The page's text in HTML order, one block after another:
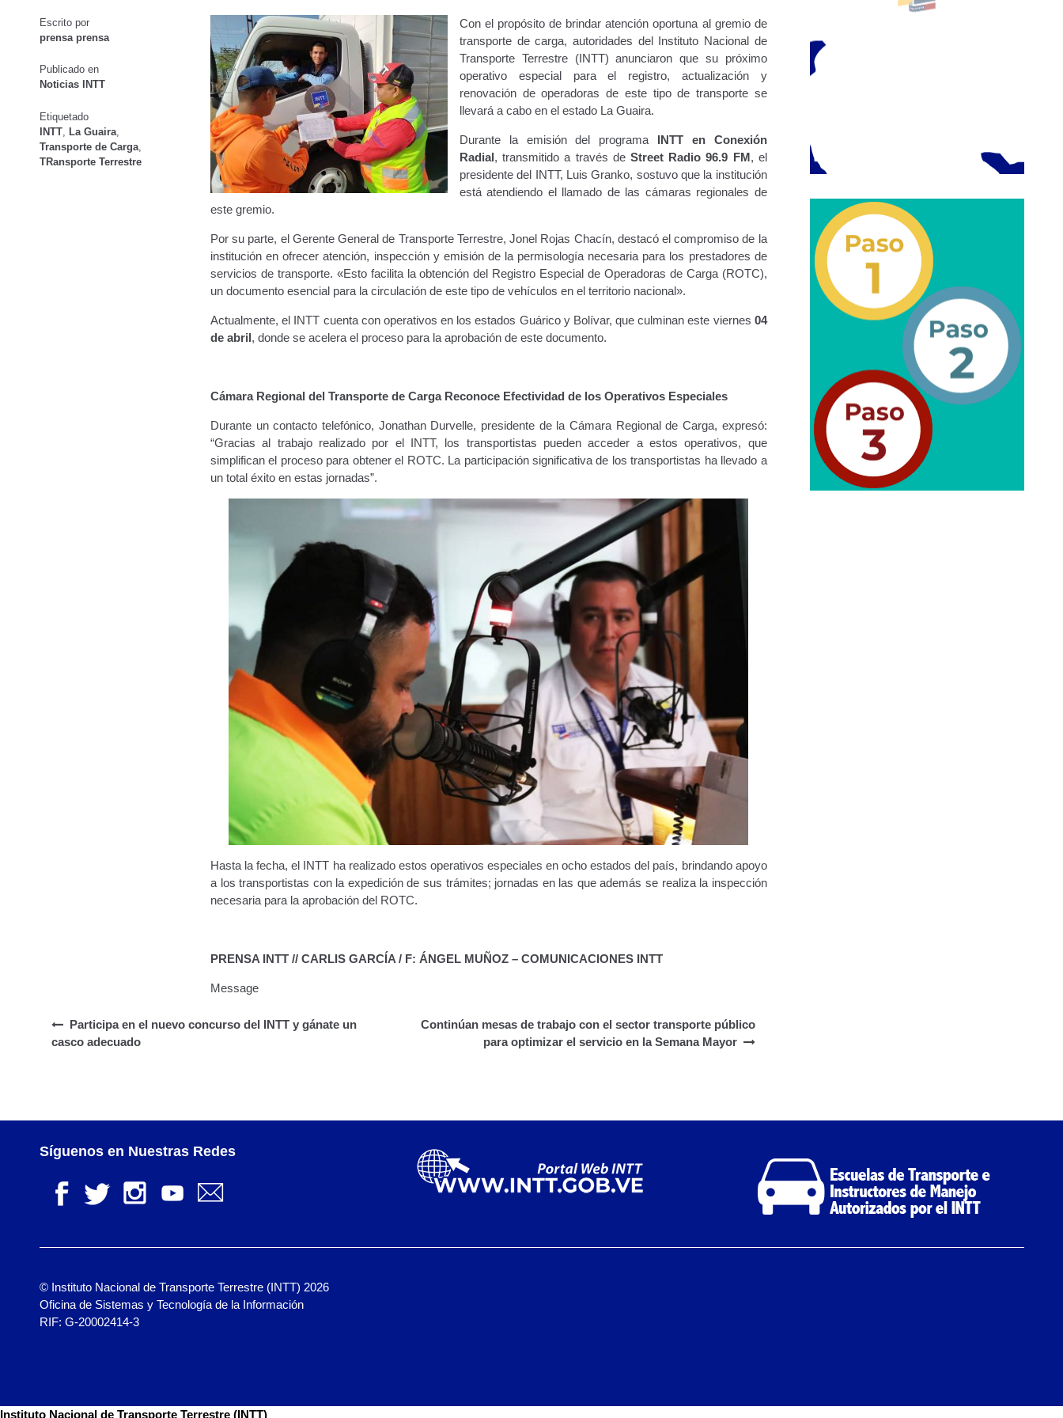
Oficinas a Nivel Nacional Otorgamiento de autorización para publicidad en vehículos.
Otorgamiento de la Certificación de Prestación de Servicio (CPS) de Transporte Público de Personas (RUTAS SUB URBANAS-INTERURBANAS) – Frecuentes
Pago Electrónico de Trámites en Línea Paso a Paso Planilla Única de Trámite Registro Original de Licencia de Conducir Tercer Grado (3°).
Registro Original de Licencia para Conducir Cuarto Grado (4°). Registro Original de Licencia para Conducir Quinto Grado (5°).
Registro Original de Licencia para Conducir Segundo Grado (2°) – (Mayores de 16 años). Registro Original de Licencia para Conducir Segundo Grado (2°) – (Mayores de 18 años).
Registro Original de Licencia para Conducir Tercer Grado (3°) – (Mayores de 16 y menores de 18 años).
Registro Original Particulares, Carga, Motocicletas, Taxi, Transporte Público y Privado de Personas – Servicio Frecuente Servicios Conexos
Tarifa por Concepto de Guarda y Custodia de Vehículos en Estacionamiento Trabajos en la Vía Pública Transporte de Carga Transporte Internacional Transporte Público
Traspasos y otros modos de Transferir la Propiedad del Vehículo – Servicio Frecuente Vehículo Vehículos Recuperados Depositados en Estacionamiento de Guarda y Custodia
Escrito por
prensa prensa
Publicado en
Noticias INTT
Etiquetado
INTT, La Guaira,
Transporte de Carga,
TRansporte Terrestre
Con el propósito de brindar atención oportuna al gremio de
transporte de carga, autoridades del Instituto Nacional de
Transporte Terrestre (INTT) anunciaron que su próximo
operativo especial para el registro, actualización y
renovación de operadoras de este tipo de transporte se
llevará a cabo en el estado La Guaira.
Durante la emisión del programa INTT en Conexión
Radial, transmitido a través de Street Radio 96.9 FM, el
presidente del INTT, Luis Granko, sostuvo que la institución
está atendiendo el llamado de las cámaras regionales de
este gremio.
Por su parte, el Gerente General de Transporte Terrestre, Jonel Rojas Chacín, destacó el compromiso de la
institución en ofrecer atención, inspección y emisión de la permisología necesaria para los prestadores de
servicios de transporte. «Esto facilita la obtención del Registro Especial de Operadoras de Carga (ROTC),
un documento esencial para la circulación de este tipo de vehículos en el territorio nacional».
Actualmente, el INTT cuenta con operativos en los estados Guárico y Bolívar, que culminan este viernes 04
de abril, donde se acelera el proceso para la aprobación de este documento.
Cámara Regional del Transporte de Carga Reconoce Efectividad de los Operativos Especiales
Durante un contacto telefónico, Jonathan Durvelle, presidente de la Cámara Regional de Carga, expresó:
“Gracias al trabajo realizado por el INTT, los transportistas pueden acceder a estos operativos, que
simplifican el proceso para obtener el ROTC. La participación significativa de los transportistas ha llevado a
un total éxito en estas jornadas”.
Hasta la fecha, el INTT ha realizado estos operativos especiales en ocho estados del país, brindando apoyo
a los transportistas con la expedición de sus trámites; jornadas en las que además se realiza la inspección
necesaria para la aprobación del ROTC.
PRENSA INTT // CARLIS GARCÍA / F: ÁNGEL MUÑOZ – COMUNICACIONES INTT
Message
Navegación de entradas
Participa en el nuevo concurso del INTT y gánate un
casco adecuado
Continúan mesas de trabajo con el sector transporte público
para optimizar el servicio en la Semana Mayor
Síguenos en Nuestras Redes
© Instituto Nacional de Transporte Terrestre (INTT) 2026
Oficina de Sistemas y Tecnología de la Información
RIF: G-20002414-3
Instituto Nacional de Transporte Terrestre (INTT)